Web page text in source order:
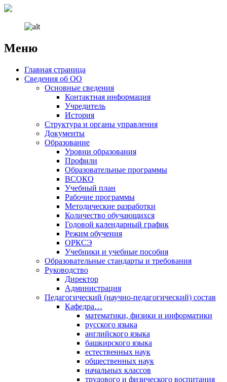
Меню
НаверхГлавная страница
Сведения об ОО
Основные сведения
Контактная информация
Учредитель
История
Структура и органы управления
Документы
Образование
Уровни образования
Профили
Образовательные программы
ВСОКО
Учебный план
Рабочие программы
Методические разработки
Количество обучающихся
Годовой календарный график
Режим обучения
ОРКСЭ
Учебники и учебные пособия
Образовательные стандарты и требования
Руководство
Директор
Администрация
Педагогический (научно-педагогический) состав
Кафедра…
математики, физики и информатики
русского языка
английского языка
башкирского языка
естественных наук
общественных наук
начальных классов
трудового и физического воспитания